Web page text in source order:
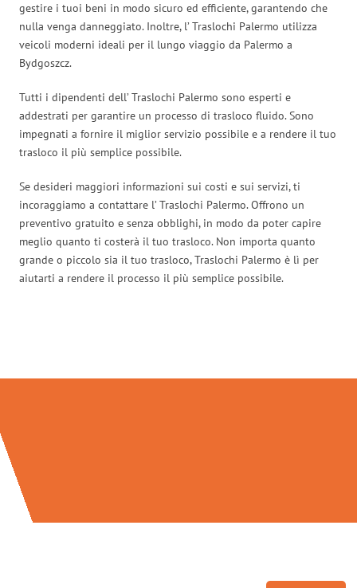
gestire i tuoi beni in modo sicuro ed efficiente, garantendo che
nulla venga danneggiato. Inoltre, l’ Traslochi Palermo utilizza
veicoli moderni ideali per il lungo viaggio da Palermo a
Bydgoszcz.
Tutti i dipendenti dell’ Traslochi Palermo sono esperti e
addestrati per garantire un processo di trasloco fluido. Sono
impegnati a fornire il miglior servizio possibile e a rendere il tuo
trasloco il più semplice possibile.
Se desideri maggiori informazioni sui costi e sui servizi, ti
incoraggiamo a contattare l’ Traslochi Palermo. Offrono un
preventivo gratuito e senza obblighi, in modo da poter capire
meglio quanto ti costerà il tuo trasloco. Non importa quanto
grande o piccolo sia il tuo trasloco, Traslochi Palermo è lì per
aiutarti a rendere il processo il più semplice possibile.